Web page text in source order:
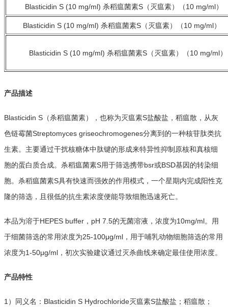
Blasticidin S (10 mg/ml) 杀稻瘟菌素S（灭瘟素）（10 mg/ml）
Blasticidin S (10 mg/ml) 杀稻瘟菌素S（灭瘟素）（10 mg/ml）
Blasticidin S (10 mg/ml) 杀稻瘟菌素S（灭瘟素）（10 mg/ml）
产品描述
Blasticidin S （杀稻瘟菌素），也称为灭瘟素S盐酸盐，稻瘟散，从灰
色链霉菌Streptomyces griseochromogenes分离到的一种核苷肽类抗
生素。主要通过干扰核糖体中肽键的形成来特异性抑制原核和真核细
胞的蛋白质合成。杀稻瘟菌素S用于筛选携带bsr或BSD基因的转染细
胞。杀稻瘟菌素S具有快速而强效的作用模式，一个星期内完成阳性克
隆的筛选，且很低的抗生素浓度便能导致细胞迅速死亡。
本品为溶于HEPES buffer，pH 7.5的无菌溶液，浓度为10mg/ml。用
于细菌筛选的常用浓度为25-100μg/ml，用于哺乳动物细胞筛选的常用
浓度为1-50μg/ml，初次实验建议通过灭杀曲线来确定最佳使用浓度。
产品特性
1）同义名：Blasticidin S Hydrochloride灭瘟素S盐酸盐；稻瘟散；